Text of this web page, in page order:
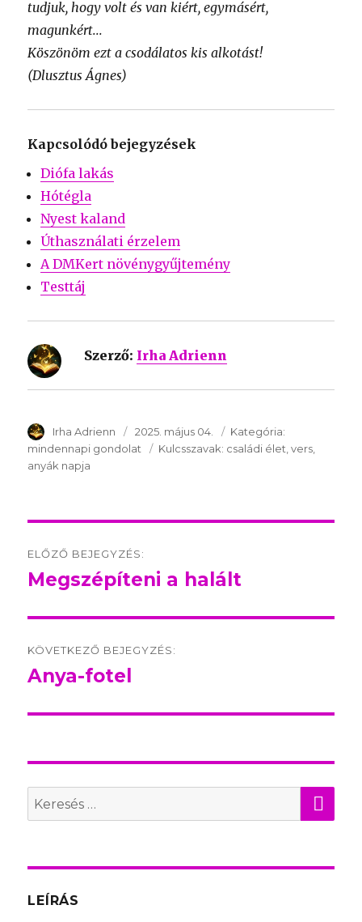
tudjuk, hogy volt és van kiért, egymásért,
magunkért...
Köszönöm ezt a csodálatos kis alkotást!
(Dlusztus Ágnes)
Kapcsolódó bejegyzések
Diófa lakás
Hótégla
Nyest kaland
Úthasználati érzelem
A DMKert növénygyűjtemény
Testtáj
Szerző: Irha Adrienn
SzerzÅ
Irha Adrienn Közzétéve:
2025. május 04. Kategória:
mindennapi gondolat
Kulcsszavak: Kulcsszavak:
családi élet vers
anyák napja
navigation
ELŐZŐ BEJEGYZÉS:
Előző
Megszépíteni a halált
KÖVETKEZŐ BEJEGYZÉS:
Következő
Anya-fotel
Search
for:
LEÍRÁS